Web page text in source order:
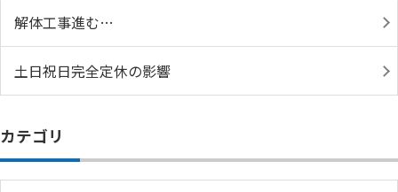
解体工事進む…
土日祝日完全定休の影響
カテゴリ